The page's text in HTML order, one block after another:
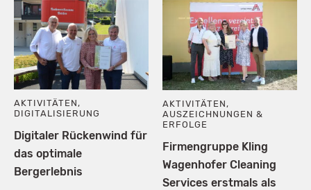
AKTIVITÄTEN,
DIGITALISIERUNG
Digitaler Rückenwind für
das optimale
Bergerlebnis
AKTIVITÄTEN ,
AUSZEICHNUNGEN &
ERFOLGE
Firmengruppe Kling
Wagenhofer Cleaning
Services erstmals als